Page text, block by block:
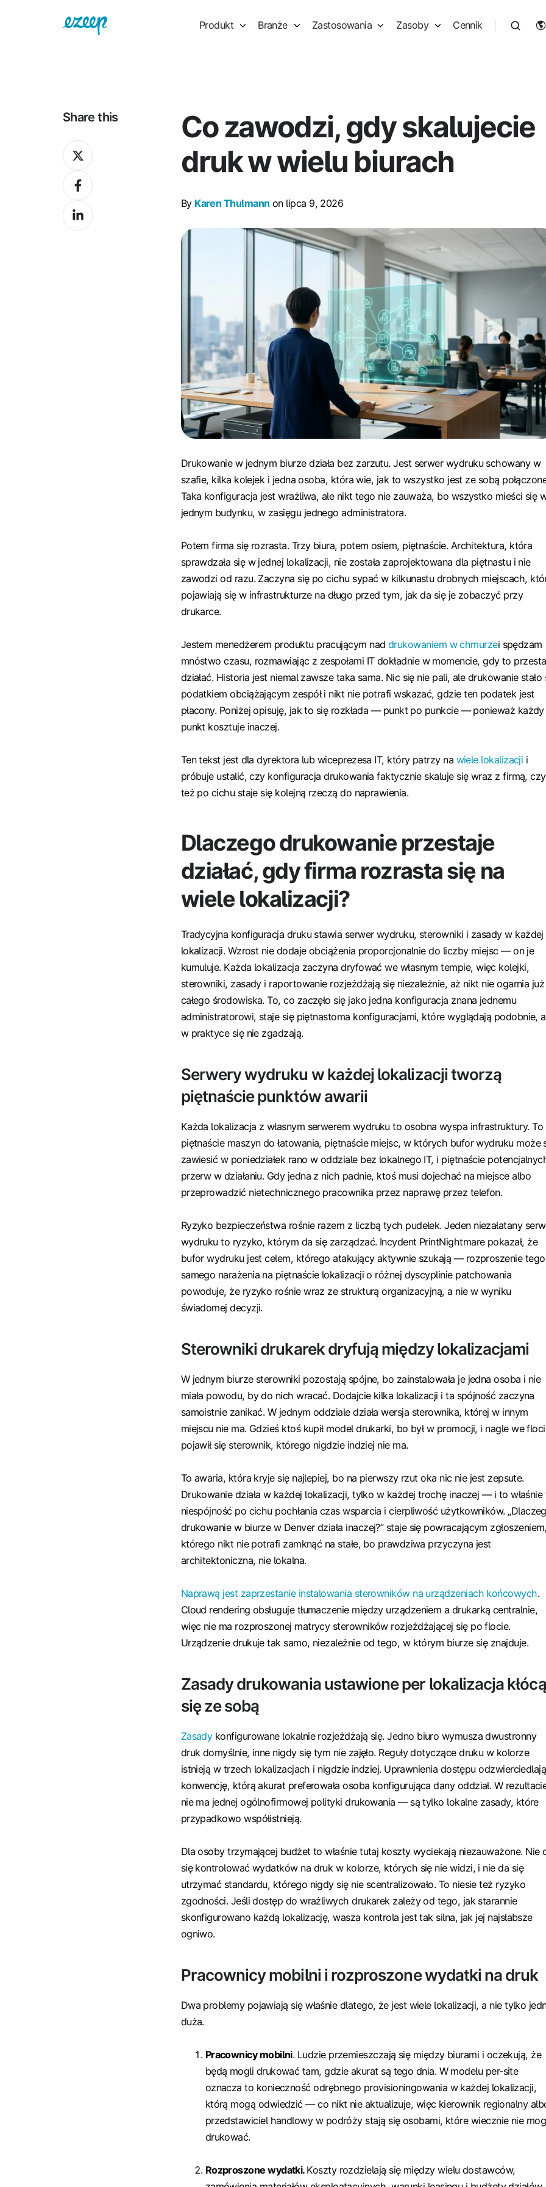
Produkt Branże Zastosowania Zasoby Cennik
Co zawodzi, gdy skalujecie
druk w wielu biurach
By Karen Thulmann on lipca 9, 2026
Drukowanie w jednym biurze działa bez zarzutu. Jest serwer wydruku schowany w
szafie, kilka kolejek i jedna osoba, która wie, jak to wszystko jest ze sobą
Taka konfiguracja jest wrażliwa, ale nikt tego nie zauważa, bo wszystko mieści się
jednym budynku, w zasięgu jednego administratora.
Potem firma się rozrasta. Trzy biura, potem osiem, piętnaście. Architektura, która
sprawdzała się w jednej lokalizacji, nie została zaprojektowana dla piętnastu i nie
zawodzi od razu. Zaczyna się po cichu sypać w kilkunastu drobnych miejscach,
pojawiają się w infrastrukturze na długo przed tym, jak da się je zobaczyć przy
drukarce.
Jestem menedżerem produktu pracującym nad drukowaniem w chmurzei spędzam
mnóstwo czasu, rozmawiając z zespołami IT dokładnie w momencie, gdy to
działać. Historia jest niemal zawsze taka sama. Nic się nie pali, ale drukowanie stało
podatkiem obciążającym zespół i nikt nie potrafi wskazać, gdzie ten podatek jest
płacony. Poniżej opisuję, jak to się rozkłada — punkt po punkcie — ponieważ każdy
punkt kosztuje inaczej.
Ten tekst jest dla dyrektora lub wiceprezesa IT, który patrzy na wiele lokalizacji i
próbuje ustalić, czy konfiguracja drukowania faktycznie skaluje się wraz z firmą, czy
też po cichu staje się kolejną rzeczą do naprawienia.
Dlaczego drukowanie przestaje
działać, gdy firma rozrasta się na
wiele lokalizacji?
Tradycyjna konfiguracja druku stawia serwer wydruku, sterowniki i zasady w każdej
lokalizacji. Wzrost nie dodaje obciążenia proporcjonalnie do liczby miejsc — on je
kumuluje. Każda lokalizacja zaczyna dryfować we własnym tempie, więc kolejki,
sterowniki, zasady i raportowanie rozjeżdżają się niezależnie, aż nikt nie ogarnia już
całego środowiska. To, co zaczęło się jako jedna konfiguracja znana jednemu
administratorowi, staje się piętnastoma konfiguracjami, które wyglądają podobnie,
w praktyce się nie zgadzają.
Serwery wydruku w każdej lokalizacji tworzą
piętnaście punktów awarii
Każda lokalizacja z własnym serwerem wydruku to osobna wyspa infrastruktury. To
piętnaście maszyn do łatowania, piętnaście miejsc, w których bufor wydruku może
zawiesić w poniedziałek rano w oddziale bez lokalnego IT, i piętnaście
przerw w działaniu. Gdy jedna z nich padnie, ktoś musi dojechać na miejsce albo
przeprowadzić nietechnicznego pracownika przez naprawę przez telefon.
Ryzyko bezpieczeństwa rośnie razem z liczbą tych pudełek. Jeden niezałatany
wydruku to ryzyko, którym da się zarządzać. Incydent PrintNightmare pokazał, że
bufor wydruku jest celem, którego atakujący aktywnie szukają — rozproszenie tego
samego narażenia na piętnaście lokalizacji o różnej dyscyplinie patchowania
powoduje, że ryzyko rośnie wraz ze strukturą organizacyjną, a nie w wyniku
świadomej decyzji.
Sterowniki drukarek dryfują między lokalizacjami
W jednym biurze sterowniki pozostają spójne, bo zainstalowała je jedna osoba i nie
miała powodu, by do nich wracać. Dodajcie kilka lokalizacji i ta spójność zaczyna
samoistnie zanikać. W jednym oddziale działa wersja sterownika, której w innym
miejscu nie ma. Gdzieś ktoś kupił model drukarki, bo był w promocji, i nagle we
pojawił się sterownik, którego nigdzie indziej nie ma.
To awaria, która kryje się najlepiej, bo na pierwszy rzut oka nic nie jest zepsute.
Drukowanie działa w każdej lokalizacji, tylko w każdej trochę inaczej — i to właśnie
niespójność po cichu pochłania czas wsparcia i cierpliwość użytkowników.
drukowanie w biurze w Denver działa inaczej?” staje się powracającym
którego nikt nie potrafi zamknąć na stałe, bo prawdziwa przyczyna jest
architektoniczna, nie lokalna.
Naprawą jest zaprzestanie instalowania sterowników na urządzeniach końcowych.
Cloud rendering obsługuje tłumaczenie między urządzeniem a drukarką centralnie,
więc nie ma rozproszonej matrycy sterowników rozjeżdżającej się po flocie.
Urządzenie drukuje tak samo, niezależnie od tego, w którym biurze się znajduje.
Zasady drukowania ustawione per lokalizacja kłócą
się ze sobą
Zasadykonfigurowane lokalnie rozjeżdżają się. Jedno biuro wymusza dwustronny
druk domyślnie, inne nigdy się tym nie zajęło. Reguły dotyczące druku w kolorze
istnieją w trzech lokalizacjach i nigdzie indziej. Uprawnienia dostępu odzwierciedlają
konwencję, którą akurat preferowała osoba konfigurująca dany oddział. W
nie ma jednej ogólnofirmowej polityki drukowania — są tylko lokalne zasady, które
przypadkowo współistnieją.
Dla osoby trzymającej budżet to właśnie tutaj koszty wyciekają niezauważone. Nie
się kontrolować wydatków na druk w kolorze, których się nie widzi, i nie da się
utrzymać standardu, którego nigdy się nie scentralizowało. To niesie też ryzyko
zgodności. Jeśli dostęp do wrażliwych drukarek zależy od tego, jak starannie
skonfigurowano każdą lokalizację, wasza kontrola jest tak silna, jak jej najsłabsze
ogniwo.
Pracownicy mobilni i rozproszone wydatki na druk
Dwa problemy pojawiają się właśnie dlatego, że jest wiele lokalizacji, a nie tylko
duża.
Pracownicy mobilni. Ludzie przemieszczają się między biurami i oczekują, że
będą mogli drukować tam, gdzie akurat są tego dnia. W modelu per-site
oznacza to konieczność odrębnego provisioningowania w każdej lokalizacji,
którą mogą odwiedzić — co nikt nie aktualizuje, więc kierownik regionalny
przedstawiciel handlowy w podróży stają się osobami, które wiecznie nie
drukować.
Rozproszone wydatki. Koszty rozdzielają się między wielu dostawców,
Share this
Share
on
XShare
on
Facebook
Share
on